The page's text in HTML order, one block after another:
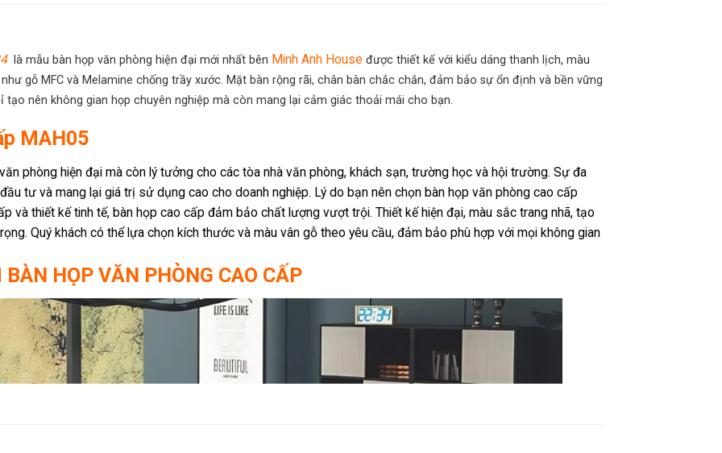
là mẫu bàn họp văn phòng hiện đại mới nhất bên Minh Anh House được thiết kế với kiểu dáng thanh lịch, màu
gỗ MFC và Melamine chống trầy xước. Mặt bàn rộng rãi, chân bàn chắc chắn, đảm bảo sự ổn định và bền vững
nên không gian họp chuyên nghiệp mà còn mang lại cảm giác thoải mái cho bạn.
MAH05
phòng hiện đại mà còn lý tưởng cho các tòa nhà văn phòng, khách sạn, trường học và hội trường. Sự đa
tư và mang lại giá trị sử dụng cao cho doanh nghiệp. Lý do bạn nên chọn bàn họp văn phòng cao cấp
và thiết kế tinh tế, bàn họp cao cấp đảm bảo chất lượng vượt trội. Thiết kế hiện đại, màu sắc trang nhã, tạo
Quý khách có thể lựa chọn kích thước và màu vân gỗ theo yêu cầu, đảm bảo phù hợp với mọi không gian
HỌP VĂN PHÒNG CAO CẤP